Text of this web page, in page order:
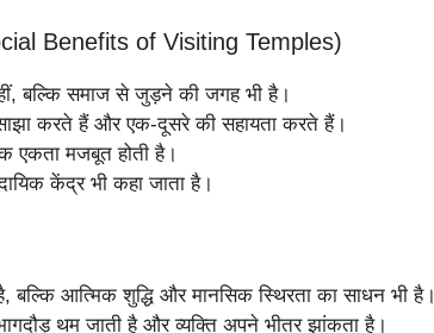
Benefits of Visiting Temples)
बल्कि समाज से जुड़ने की जगह भी है।
करते हैं और एक-दूसरे की सहायता करते हैं।
एकता मजबूत होती है।
केंद्र भी कहा जाता है।
बल्कि आत्मिक शुद्धि और मानसिक स्थिरता का साधन भी है।
थम जाती है और व्यक्ति अपने भीतर झांकता है।